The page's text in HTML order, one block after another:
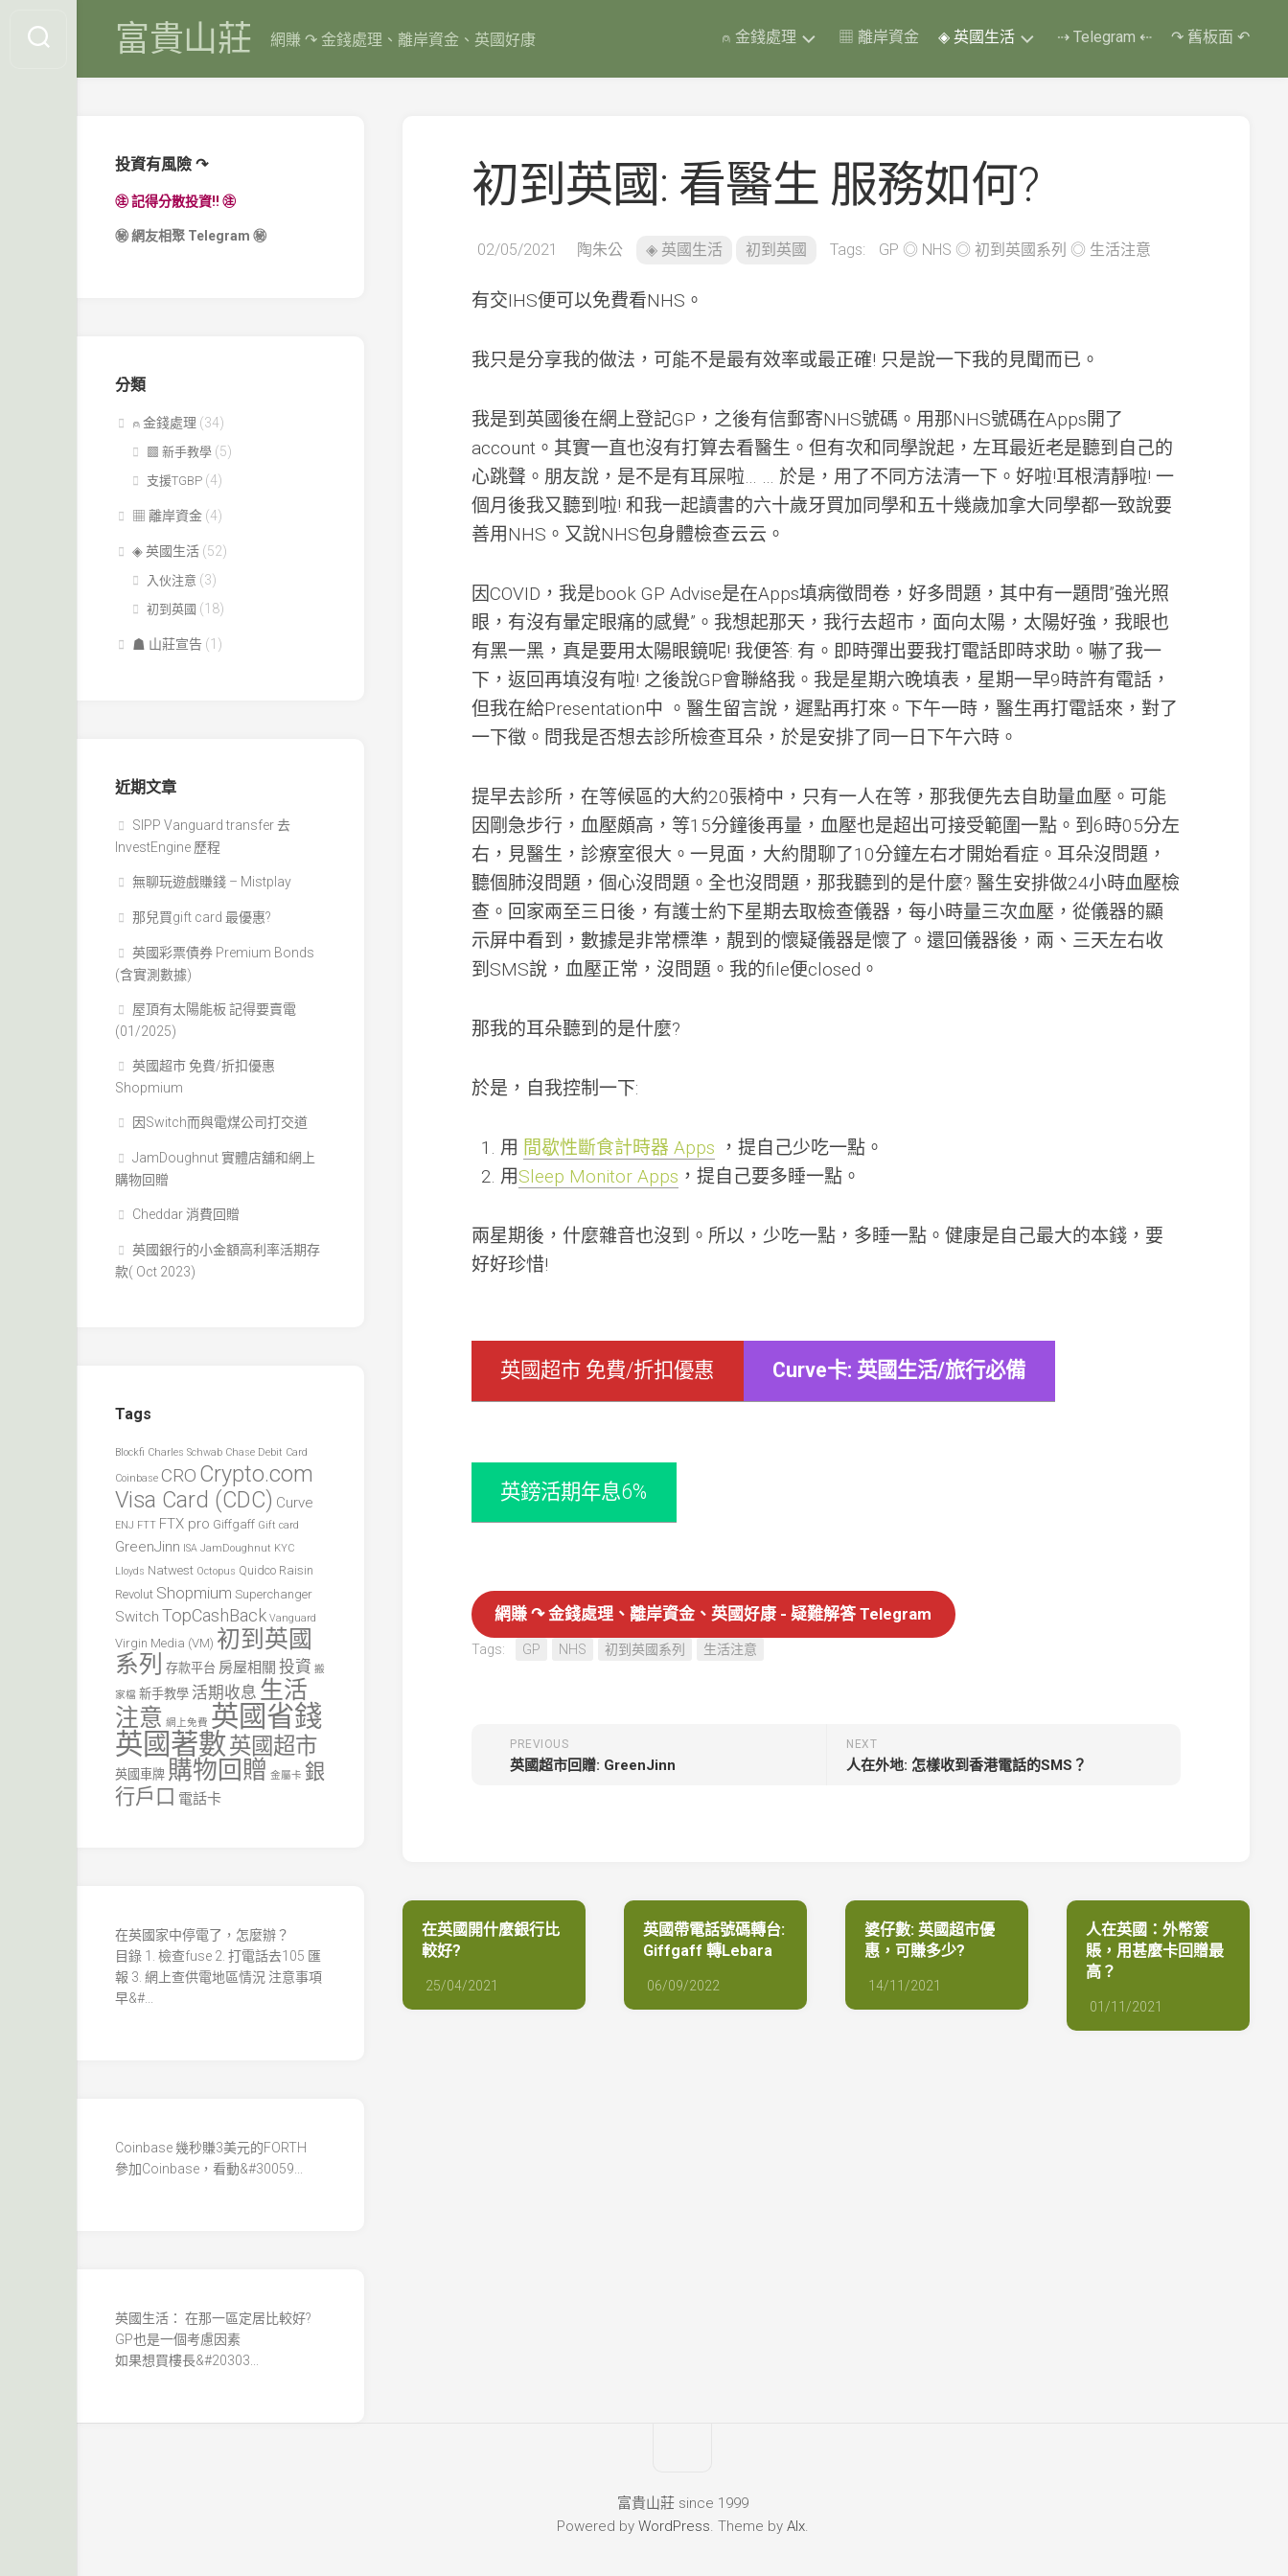
content
富貴山莊 網賺 ↷ 金錢處理、離岸資金、英國好康 ⍝ 金錢處理
債
券
(含
英
行
的
小
金
額
高
利
期
存
款
(
Oct
2023)
Citibank
免
款
入
美
金/
港
元
範
例
教
學
▦ 離岸資金 ◈ 英國生活
教
車
❃
期
第
一
考
試
便
得
車
牌
國
超
市
免
扣
優
惠
Shopmium
屋
頂
有
太
test
準
JamDoughnut
實
體
⇢ Telegram ⇠ ↷ 舊板面 ↶
初到英國: 看醫生 服務如何?
02/05/2021 陶朱公 ◈ 英國生活 初到英國 Tags: GP ◎ NHS ◎ 初到英國系列 ◎ 生活注意
有交IHS便可以免費看NHS。
我只是分享我的做法，可能不是最有效率或最正確! 只是說一下我的見聞而已。
我是到英國後在網上登記GP，之後有信郵寄NHS號碼。用那NHS號碼在Apps開了
account。其實一直也沒有打算去看醫生。但有次和同學說起，左耳最近老是聽到自己的
心跳聲。朋友說，是不是有耳屎啦… … 於是，用了不同方法清一下。好啦!耳根清靜啦! 一
個月後我又聽到啦! 和我一起讀書的六十歲牙買加同學和五十幾歲加拿大同學都一致說要
善用NHS。又說NHS包身體檢查云云。
因COVID，我是book GP Advise是在Apps填病徵問卷，好多問題，其中有一題問”強光照
眼，有沒有暈定眼痛的感覺”。我想起那天，我行去超市，面向太陽，太陽好強，我眼也
有黑一黑，真是要用太陽眼鏡呢! 我便答: 有。即時彈出要我打電話即時求助。嚇了我一
下，返回再填沒有啦! 之後說GP會聯絡我。我是星期六晚填表，星期一早9時許有電話，
但我在給Presentation中 。醫生留言說，遲點再打來。下午一時，醫生再打電話來，對了
一下徵。問我是否想去診所檢查耳朵，於是安排了同一日下午六時。
提早去診所，在等候區的大約20張椅中，只有一人在等，那我便先去自助量血壓。可能
因剛急步行，血壓頗高，等15分鐘後再量，血壓也是超出可接受範圍一點。到6時05分左
右，見醫生，診療室很大。一見面，大約閒聊了10分鐘左右才開始看症。耳朵沒問題，
聽個肺沒問題，個心沒問題。全也沒問題，那我聽到的是什麼? 醫生安排做24小時血壓檢
查。回家兩至三日後，有護士約下星期去取檢查儀器，每小時量三次血壓，從儀器的顯
示屏中看到，數據是非常標準，靚到的懷疑儀器是懷了。還回儀器後，兩、三天左右收
到SMS說，血壓正常，沒問題。我的file便closed。
那我的耳朵聽到的是什麼?
於是，自我控制一下:
用 間歇性斷食計時器 Apps ，提自己少吃一點。
用Sleep Monitor Apps ，提自己要多睡一點。
兩星期後，什麼雜音也沒到。所以，少吃一點，多睡一點。健康是自己最大的本錢，要
好好珍惜!
英國超市 免費/折扣優惠 Curve卡: 英國生活/旅行必備
英鎊活期年息6%
網賺 ↷ 金錢處理、離岸資金、英國好康 - 疑難解答 Telegram
Tags: GP NHS 初到英國系列 生活注意
NEXT
人在外地: 怎樣收到香港電話的SMS？
PREVIOUS
英國超市回贈: GreenJinn
在英國開什麼銀行比
較好?
25/04/2021
英國帶電話號碼轉台:
Giffgaff 轉Lebara
06/09/2022
婆仔數: 英國超市優
惠，可賺多少?
14/11/2021
人在英國：外幣簽
賬，用甚麼卡回贈最
高？
01/11/2021
投資有風險 ↷
㊟ 記得分散投資!! ㊟
㊙網友相聚 Telegram ㊙
分類
⍝ 金錢處理 (34)
▩ 新手教學 (5)
支援TGBP (4)
▦ 離岸資金 (4)
◈ 英國生活 (52)
入伙注意 (3)
初到英國 (18)
☗ 山莊宣告 (1)
近期文章
SIPP Vanguard transfer 去
InvestEngine 歷程
無聊玩遊戲賺錢 – Mistplay
那兒買gift card 最優惠?
英國彩票債券 Premium Bonds
(含實測數據)
屋頂有太陽能板 記得要賣電
(01/2025)
英國超市 免費/折扣優惠
Shopmium
因Switch而與電煤公司打交道
JamDoughnut 實體店舖和網上
購物回贈
Cheddar 消費回贈
英國銀行的小金額高利率活期存
款( Oct 2023)
Tags
Blockfi Charles Schwab Chase Debit Card
Coinbase CRO Crypto.com
Visa Card (CDC) Curve
ENJ FTT FTX pro Giffgaff Gift card
GreenJinn ISA JamDoughnut KYC
Lloyds Natwest Octopus Quidco Raisin
Revolut Shopmium Superchanger
Switch TopCashBack Vanguard
Virgin Media (VM) 初到英國
系列
存款平台 房屋相關 投資 搬
家檔 新手教學 活期收息 生活
注意 網上免費 英國省錢
英國著數英國超市
英國車牌 購物回贈 金屬卡 銀
行戶口 電話卡
在英國家中停電了，怎麼辦？
目錄 1. 檢查fuse 2. 打電話去105 匯
報 3. 網上查供電地區情況 注意事項
早&#...
Coinbase 幾秒賺3美元的FORTH
參加Coinbase，看動&#30059...
英國生活： 在那一區定居比較好?
GP也是一個考慮因素
如果想買樓長&#20303...
富貴山莊 since 1999
Powered by WordPress. Theme by Alx.